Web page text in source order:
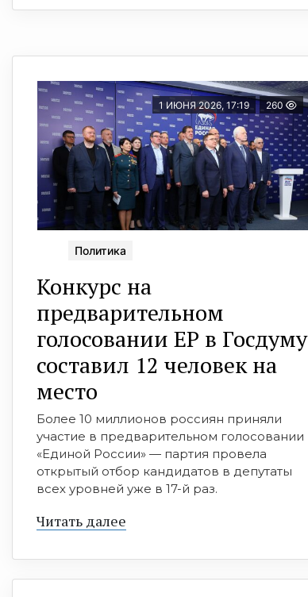
1 ИЮНЯ 2026, 17:19 260
Политика
Конкурс на
предварительном
голосовании ЕР в Госдуму
составил 12 человек на
место
Более 10 миллионов россиян приняли
участие в предварительном голосовании
«Единой России» — партия провела
открытый отбор кандидатов в депутаты
всех уровней уже в 17-й раз.
Читать далее